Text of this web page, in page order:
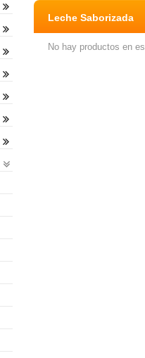
Leche Saborizada
No hay productos en